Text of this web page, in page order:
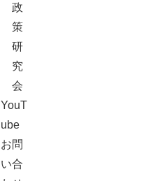
政
策
研
究
会
YouT
ube
お問
い合